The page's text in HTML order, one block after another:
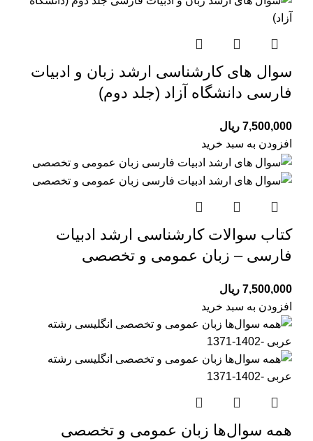
سوال های کارشناسی ارشد زبان و ادبیات
فارسی دانشگاه آزاد (جلد دوم)
7,500,000 ریال
افزودن به سبد خرید
کتاب سوالات کارشناسی ارشد ادبیات
فارسی – زبان عمومی و تخصصی
7,500,000 ریال
افزودن به سبد خرید
همه سوال‌ها زبان عمومی و تخصصی